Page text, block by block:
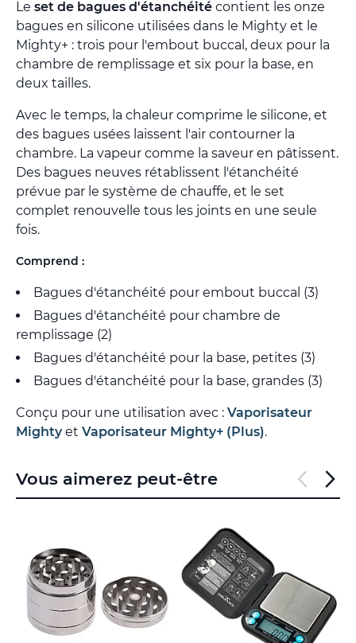
Le set de bagues d'étanchéité contient les onze
bagues en silicone utilisées dans le Mighty et le
Mighty+ : trois pour l'embout buccal, deux pour la
chambre de remplissage et six pour la base, en
deux tailles.
Avec le temps, la chaleur comprime le silicone, et
des bagues usées laissent l'air contourner la
chambre. La vapeur comme la saveur en pâtissent.
Des bagues neuves rétablissent l'étanchéité
prévue par le système de chauffe, et le set
complet renouvelle tous les joints en une seule
fois.
Comprend :
Bagues d'étanchéité pour embout buccal (3)
Bagues d'étanchéité pour chambre de
remplissage (2)
Bagues d'étanchéité pour la base, petites (3)
Bagues d'étanchéité pour la base, grandes (3)
Conçu pour une utilisation avec : Vaporisateur
Mightyet Vaporisateur Mighty+ (Plus).
Vous aimerez peut-être